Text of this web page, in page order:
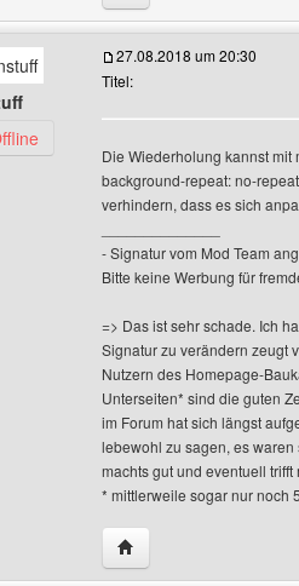
Benutzer-Profile anzeigen
27.08.2018 um 20:30
Titel:
Die Wiederholung kannst mit
background-repeat: no-
verhindern, dass es sich
- Signatur vom Mod Team
Bitte keine Werbung für
=> Das ist sehr schade. Ich
Signatur zu verändern zeugt
Nutzern des Homepage-
Unterseiten* sind die guten
im Forum hat sich längst
lebewohl zu sagen, es
machts gut und eventuell
* mittlerweile sogar nur noch
Website dieses